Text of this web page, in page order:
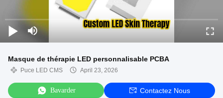
Masque de thérapie LED personnalisable PCBA
Puce LED CMS April 23, 2026
Bavarder Contactez Nous